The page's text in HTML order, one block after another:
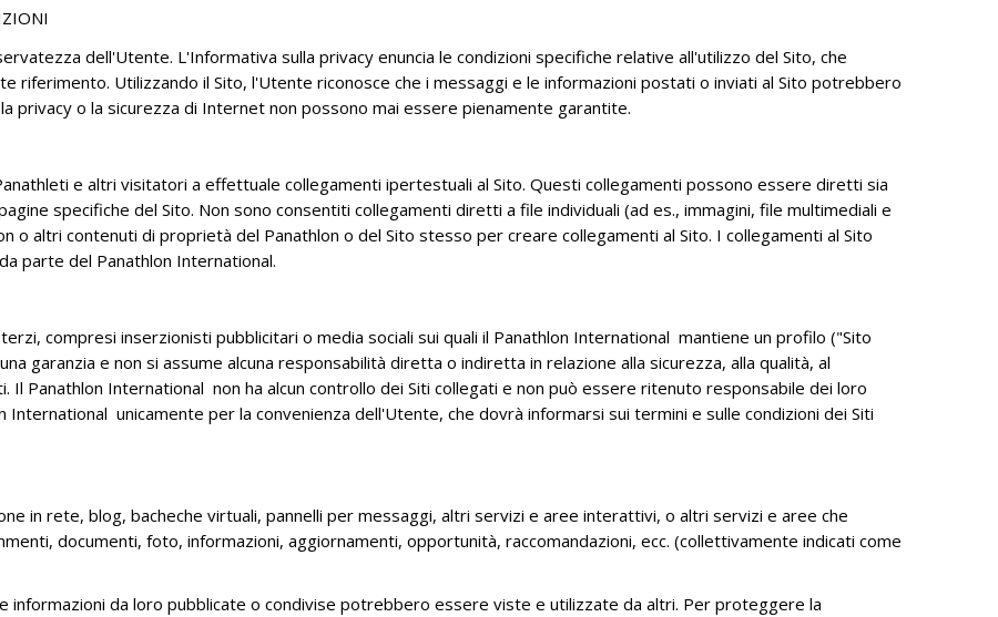
dell'Utente. L'Informativa sulla privacy enuncia le condizioni specifiche relative all'utilizzo del Sito, che
riferimento. Utilizzando il Sito, l'Utente riconosce che i messaggi e le informazioni postati o inviati al Sito potrebbero
privacy o la sicurezza di Internet non possono mai essere pienamente garantite.
e altri visitatori a effettuale collegamenti ipertestuali al Sito. Questi collegamenti possono essere diretti sia
specifiche del Sito. Non sono consentiti collegamenti diretti a file individuali (ad es., immagini, file multimediali e
o altri contenuti di proprietà del Panathlon o del Sito stesso per creare collegamenti al Sito. I collegamenti al Sito
parte del Panathlon International.
compresi inserzionisti pubblicitari o media sociali sui quali il Panathlon International mantiene un profilo ("Sito
garanzia e non si assume alcuna responsabilità diretta o indiretta in relazione alla sicurezza, alla qualità, al
Il Panathlon International non ha alcun controllo dei Siti collegati e non può essere ritenuto responsabile dei loro
unicamente per la convenienza dell'Utente, che dovrà informarsi sui termini e sulle condizioni dei Siti
in rete, blog, bacheche virtuali, pannelli per messaggi, altri servizi e aree interattivi, o altri servizi e aree che
documenti, foto, informazioni, aggiornamenti, opportunità, raccomandazioni, ecc. (collettivamente indicati come
informazioni da loro pubblicate o condivise potrebbero essere viste e utilizzate da altri. Per proteggere la